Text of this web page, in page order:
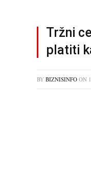
Tržni
platiti
BY BIZNISINFO ON